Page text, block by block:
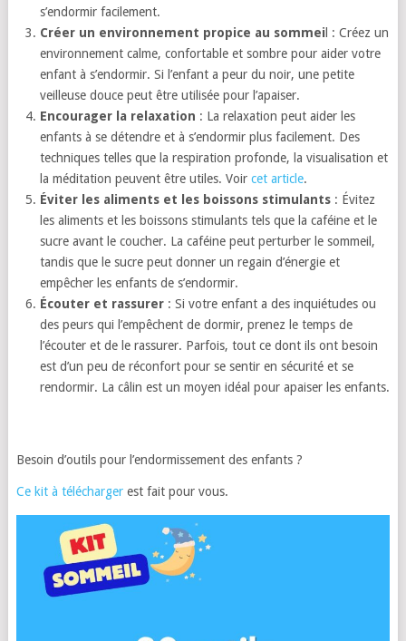
s’endormir facilement.
Créer un environnement propice au sommei l : Créez un
environnement calme, confortable et sombre pour aider votre
enfant à s’endormir. Si l’enfant a peur du noir, une petite
veilleuse douce peut être utilisée pour l’apaiser.
Encourager la relaxation : La relaxation peut aider les
enfants à se détendre et à s’endormir plus facilement. Des
techniques telles que la respiration profonde, la visualisation et
la méditation peuvent être utiles. Voircet article.
Éviter les aliments et les boissons stimulants : Évitez
les aliments et les boissons stimulants tels que la caféine et le
sucre avant le coucher. La caféine peut perturber le sommeil,
tandis que le sucre peut donner un regain d’énergie et
empêcher les enfants de s’endormir.
Écouter et rassurer : Si votre enfant a des inquiétudes ou
des peurs qui l’empêchent de dormir, prenez le temps de
l’écouter et de le rassurer. Parfois, tout ce dont ils ont besoin
est d’un peu de réconfort pour se sentir en sécurité et se
rendormir. La câlin est un moyen idéal pour apaiser les enfants.
Besoin d’outils pour l’endormissement des enfants ?
Ce kit à téléchargerest fait pour vous.